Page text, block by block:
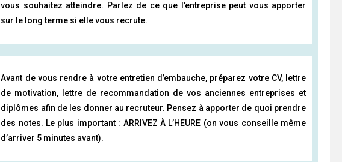
vous souhaitez atteindre. Parlez de ce que l’entreprise peut vous apporter
sur le long terme si elle vous recrute.
Avant de vous rendre à votre entretien d’embauche, préparez votre CV, lettre
de motivation, lettre de recommandation de vos anciennes entreprises et
diplômes afin de les donner au recruteur. Pensez à apporter de quoi prendre
des notes. Le plus important : ARRIVEZ À L’HEURE (on vous conseille même
d’arriver 5 minutes avant).